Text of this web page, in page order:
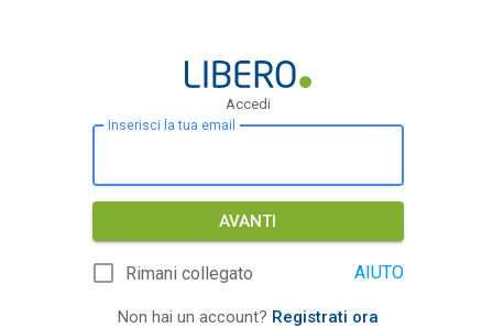
Accedi
Inserisci la tua email
AVANTI
Rimani collegato AIUTO
Non hai un account? Registrati ora